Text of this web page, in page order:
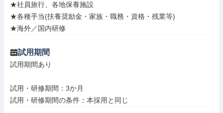
★社員旅行、各地保養施設
★各種手当(扶養奨励金・家族・職務・資格・残業等)
★海外／国内研修
試用期間
試用期間あり
試用・研修期間：3か月